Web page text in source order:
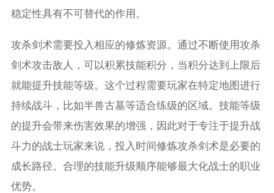
稳定性具有不可替代的作用。
攻杀剑术需要投入相应的修炼资源。通过不断使用攻杀
剑术攻击敌人，可以积累技能积分，当积分达到上限后
就能提升技能等级。这个过程需要玩家在特定地图进行
持续战斗，比如半兽古墓等适合练级的区域。技能等级
的提升会带来伤害效果的增强，因此对于专注于提升战
斗力的战士玩家来说，投入时间修炼攻杀剑术是必要的
成长路径。合理的技能升级顺序能够最大化战士的职业
优势。